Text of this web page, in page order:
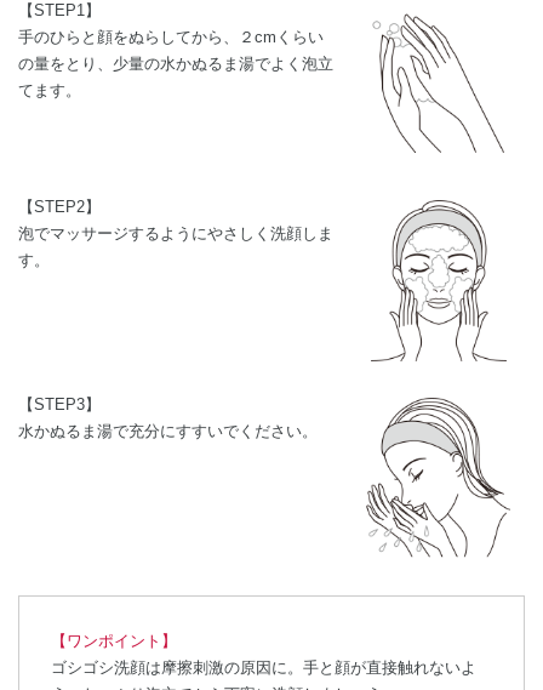
【STEP1】
手のひらと顔をぬらしてから、２cmくらい
の量をとり、少量の水かぬるま湯でよく泡立
てます。
【STEP2】
泡でマッサージするようにやさしく洗顔しま
す。
【STEP3】
水かぬるま湯で充分にすすいでください。
【ワンポイント】
ゴシゴシ洗顔は摩擦刺激の原因に。手と顔が直接触れないよ